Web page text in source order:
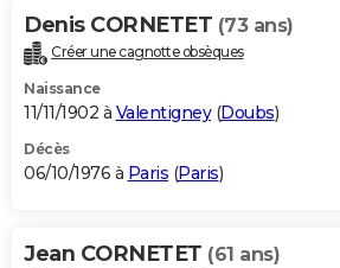
Denis CORNETET (73 ans)
Créer une cagnotte obsèques
Naissance
11/11/1902 à Valentigney(Doubs)
Décès
06/10/1976 à Paris (Paris)
Jean CORNETET (61 ans)